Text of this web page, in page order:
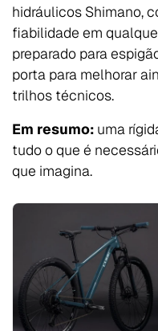
hidráulicos Shimano,
fiabilidade em
preparado para
porta para melhorar
trilhos técnicos.
Em resumo: uma
tudo o que é
que imagina.